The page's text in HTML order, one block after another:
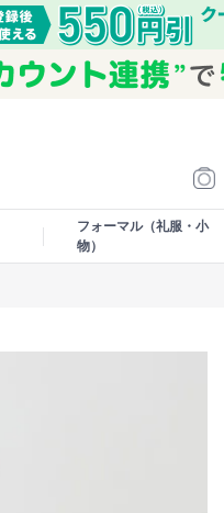
フォーマル（礼服・小
物）